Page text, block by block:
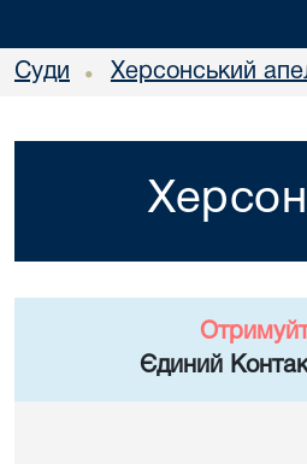
Суди • Херсонський
Єдиний